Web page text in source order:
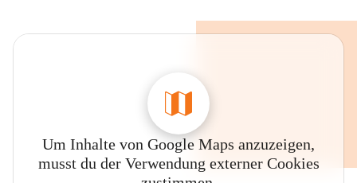
Um Inhalte von Google Maps anzuzeigen,
musst du der Verwendung externer Cookies